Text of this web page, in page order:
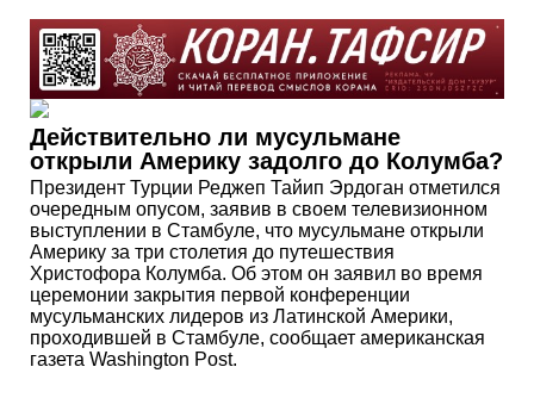
Действительно ли мусульмане
открыли Америку задолго до Колумба?
Президент Турции Реджеп Тайип Эрдоган отметился
очередным опусом, заявив в своем телевизионном
выступлении в Стамбуле, что мусульмане открыли
Америку за три столетия до путешествия
Христофора Колумба. Об этом он заявил во время
церемонии закрытия первой конференции
мусульманских лидеров из Латинской Америки,
проходившей в Стамбуле, сообщает американская
газета Washington Post.